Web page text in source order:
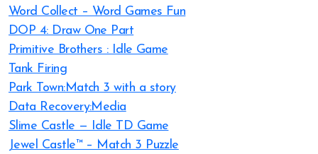
Word Collect – Word Games Fun
DOP 4: Draw One Part
Primitive Brothers : Idle Game
Tank Firing
Park Town:Match 3 with a story
Data Recovery:Media
Slime Castle — Idle TD Game
Jewel Castle™ – Match 3 Puzzle